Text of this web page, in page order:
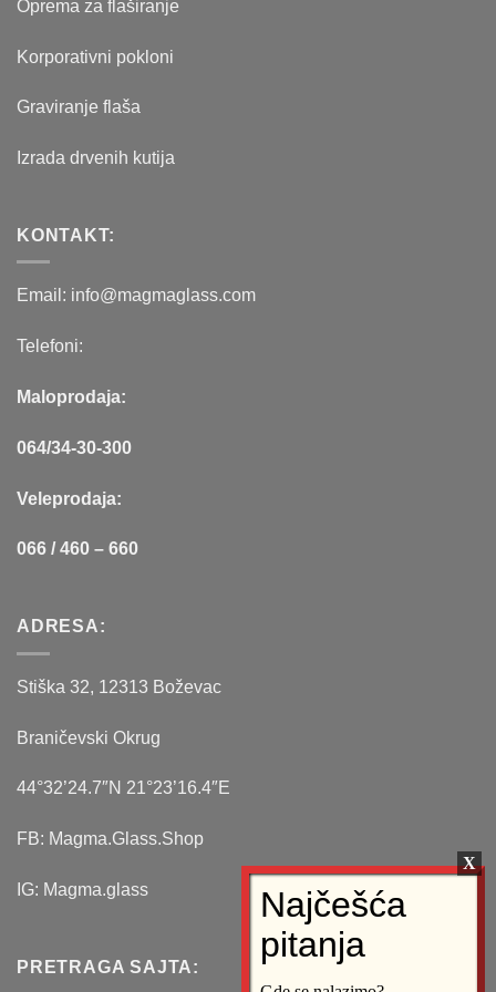
Oprema za flaširanje
Korporativni pokloni
Graviranje flaša
Izrada drvenih kutija
KONTAKT:
Email: info@magmaglass.com
Telefoni:
Maloprodaja:
064/34-30-300
Veleprodaja:
066 / 460 – 660
ADRESA:
Stiška 32, 12313 Boževac
Braničevski Okrug
44°32’24.7″N 21°23’16.4″E
FB: Magma.Glass.Shop
IG: Magma.glass
PRETRAGA SAJTA: